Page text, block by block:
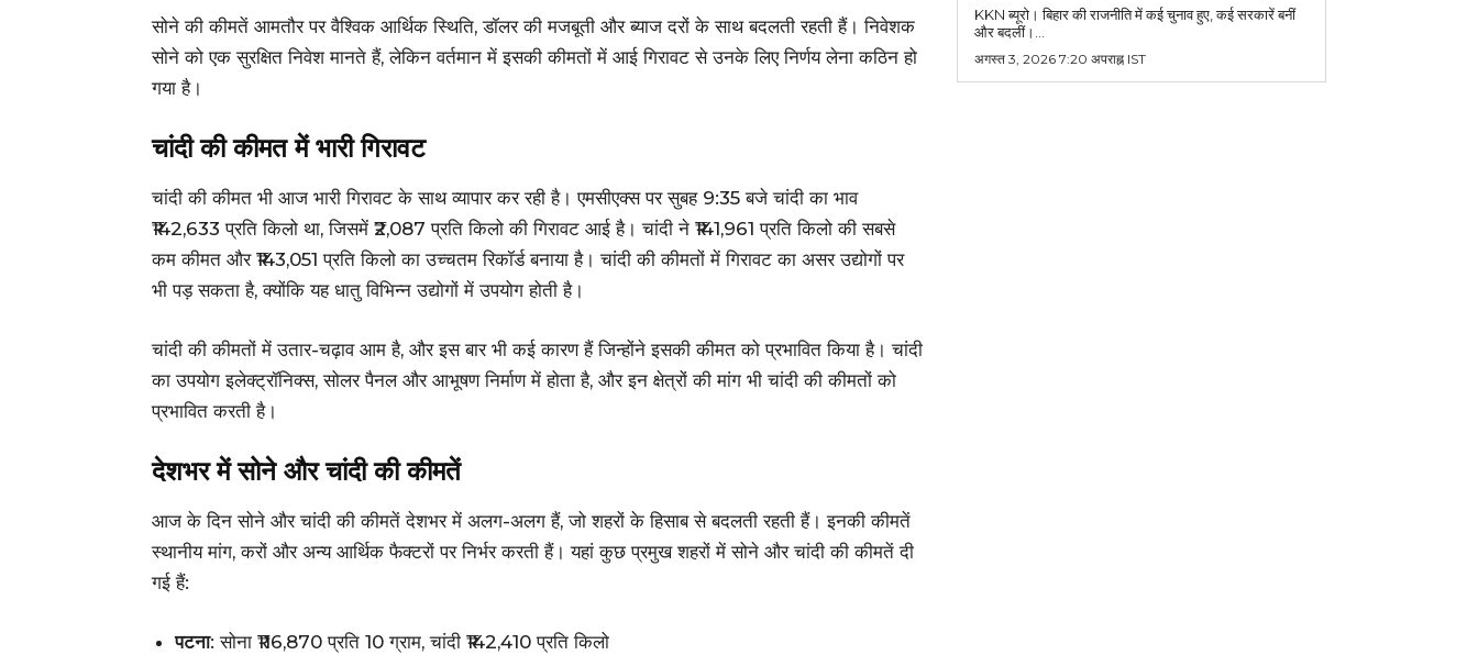
सोने की कीमतें आमतौर पर वैश्विक आर्थिक स्थिति, डॉलर की मजबूती और ब्याज दरों के साथ बदलती रहती हैं। निवेशक
सोने को एक सुरक्षित निवेश मानते हैं, लेकिन वर्तमान में इसकी कीमतों में आई गिरावट से उनके लिए निर्णय लेना कठिन हो
गया है।
चांदी की कीमत में भारी गिरावट
चांदी की कीमत भी आज भारी गिरावट के साथ व्यापार कर रही है। एमसीएक्स पर सुबह 9:35 बजे चांदी का भाव
₹142,633 प्रति किलो था, जिसमें ₹2,087 प्रति किलो की गिरावट आई है। चांदी ने ₹141,961 प्रति किलो की सबसे
कम कीमत और ₹143,051 प्रति किलो का उच्चतम रिकॉर्ड बनाया है। चांदी की कीमतों में गिरावट का असर उद्योगों पर
भी पड़ सकता है, क्योंकि यह धातु विभिन्न उद्योगों में उपयोग होती है।
चांदी की कीमतों में उतार-चढ़ाव आम है, और इस बार भी कई कारण हैं जिन्होंने इसकी कीमत को प्रभावित किया है। चांदी
का उपयोग इलेक्ट्रॉनिक्स, सोलर पैनल और आभूषण निर्माण में होता है, और इन क्षेत्रों की मांग भी चांदी की कीमतों को
प्रभावित करती है।
देशभर में सोने और चांदी की कीमतें
आज के दिन सोने और चांदी की कीमतें देशभर में अलग-अलग हैं, जो शहरों के हिसाब से बदलती रहती हैं। इनकी कीमतें
स्थानीय मांग, करों और अन्य आर्थिक फैक्टरों पर निर्भर करती हैं। यहां कुछ प्रमुख शहरों में सोने और चांदी की कीमतें दी
गई हैं:
पटना: सोना ₹116,870 प्रति 10 ग्राम, चांदी ₹142,410 प्रति किलो
KKN ब्यूरो। बिहार की राजनीति में कई चुनाव हुए, कई सरकारें बनीं
और बदलीं।...
अगस्त 3, 2026 7:20 अपराह्न IST